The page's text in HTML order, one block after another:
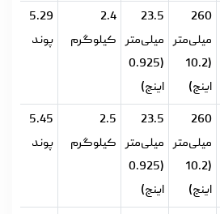
260
میلی‌متر
(10.2
اینچ)
23.5
میلی‌متر
(0.925
اینچ)
2.4
کیلوگرم
5.29
پوند
260
میلی‌متر
(10.2
اینچ)
23.5
میلی‌متر
(0.925
اینچ)
2.5
کیلوگرم
5.45
پوند